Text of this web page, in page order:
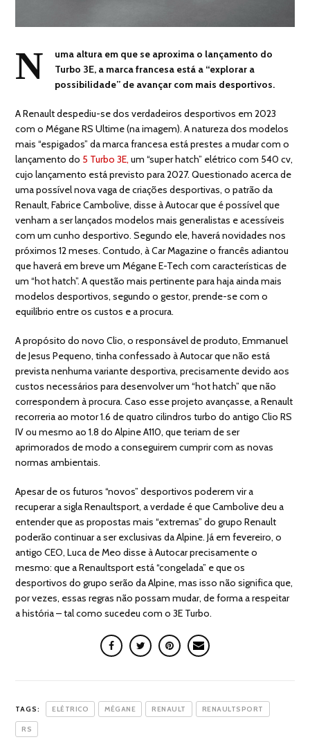
N
uma altura em que se aproxima o lançamento do
Turbo 3E, a marca francesa está a “explorar a
possibilidade” de avançar com mais desportivos.
A Renault despediu-se dos verdadeiros desportivos em 2023
com o Mégane RS Ultime (na imagem). A natureza dos modelos
mais “espigados” da marca francesa está prestes a mudar com o
lançamento do 5 Turbo 3E, um “super hatch” elétrico com 540 cv,
cujo lançamento está previsto para 2027. Questionado acerca de
uma possível nova vaga de criações desportivas, o patrão da
Renault, Fabrice Cambolive, disse à Autocar que é possível que
venham a ser lançados modelos mais generalistas e acessíveis
com um cunho desportivo. Segundo ele, haverá novidades nos
próximos 12 meses. Contudo, à Car Magazine o francês adiantou
que haverá em breve um Mégane E-Tech com características de
um “hot hatch”. A questão mais pertinente para haja ainda mais
modelos desportivos, segundo o gestor, prende-se com o
equilíbrio entre os custos e a procura.
A propósito do novo Clio, o responsável de produto, Emmanuel
de Jesus Pequeno, tinha confessado à Autocar que não está
prevista nenhuma variante desportiva, precisamente devido aos
custos necessários para desenvolver um “hot hatch” que não
correspondem à procura. Caso esse projeto avançasse, a Renault
recorreria ao motor 1.6 de quatro cilindros turbo do antigo Clio RS
IV ou mesmo ao 1.8 do Alpine A110, que teriam de ser
aprimorados de modo a conseguirem cumprir com as novas
normas ambientais.
Apesar de os futuros “novos” desportivos poderem vir a
recuperar a sigla Renaultsport, a verdade é que Cambolive deu a
entender que as propostas mais “extremas” do grupo Renault
poderão continuar a ser exclusivas da Alpine. Já em fevereiro, o
antigo CEO, Luca de Meo disse à Autocar precisamente o
mesmo: que a Renaultsport está “congelada” e que os
desportivos do grupo serão da Alpine, mas isso não significa que,
por vezes, essas regras não possam mudar, de forma a respeitar
a história – tal como sucedeu com o 3E Turbo.
TAGS: ELÉTRICO MÉGANE RENAULT RENAULTSPORT
RS